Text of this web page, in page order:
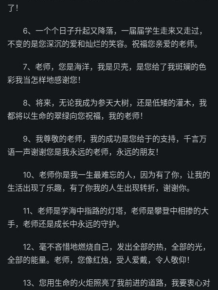
了！
6、一个个日子升起又降落，一届届学生走来又走过，
不变的是您深沉的爱和灿烂的笑容。祝福您亲爱的老师。
7、老师，您是海洋，我是贝壳，是您给了我斑斓的色
彩我当怎样地感谢您！
8、将来，无论我成为参天大树，还是低矮的灌木，我
都将以生命的翠绿向您祝福，我的老师！
9、我尊敬的老师，我的成功是您给于的支持，千言万
语一声谢谢您是我永远的老师，永远的朋友！
10、老师你是我一生最难忘的人，因为有了你，让我的
生活出现了乐趣，有了你我的人生出现转折，谢谢你。
11、老师是学海中指路的灯塔，老师是攀登中相掺的大
手，老师还是成长中永远的守护。
12、毫不吝惜地燃烧自己，发出全部的热，全部的光，
全部的能量。老师，您像红烛，受人爱戴，令人敬仰！
13、您用生命的火炬照亮了我前进的道路，我要衷心对